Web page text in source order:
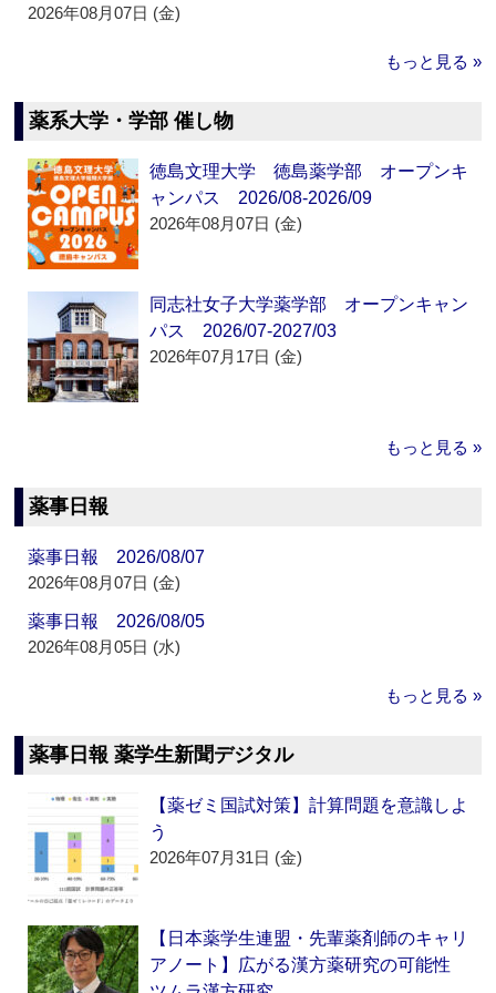
2026年08月07日 (金)
もっと見る »
薬系大学・学部 催し物
徳島文理大学 徳島薬学部 オープンキ
ャンパス 2026/08-2026/09
2026年08月07日 (金)
同志社女子大学薬学部 オープンキャン
パス 2026/07-2027/03
2026年07月17日 (金)
もっと見る »
薬事日報
薬事日報 2026/08/07
2026年08月07日 (金)
薬事日報 2026/08/05
2026年08月05日 (水)
もっと見る »
薬事日報 薬学生新聞デジタル
【薬ゼミ国試対策】計算問題を意識しよ
う
2026年07月31日 (金)
【日本薬学生連盟・先輩薬剤師のキャリ
アノート】広がる漢方薬研究の可能性